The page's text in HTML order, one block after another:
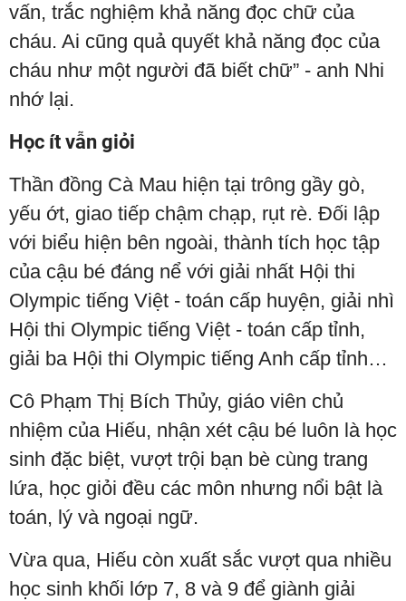
vấn, trắc nghiệm khả năng đọc chữ của
cháu. Ai cũng quả quyết khả năng đọc của
cháu như một người đã biết chữ” - anh Nhi
nhớ lại.
Học ít vẫn giỏi
Thần đồng Cà Mau hiện tại trông gầy gò,
yếu ớt, giao tiếp chậm chạp, rụt rè. Đối lập
với biểu hiện bên ngoài, thành tích học tập
của cậu bé đáng nể với giải nhất Hội thi
Olympic tiếng Việt - toán cấp huyện, giải nhì
Hội thi Olympic tiếng Việt - toán cấp tỉnh,
giải ba Hội thi Olympic tiếng Anh cấp tỉnh…
Cô Phạm Thị Bích Thủy, giáo viên chủ
nhiệm của Hiếu, nhận xét cậu bé luôn là học
sinh đặc biệt, vượt trội bạn bè cùng trang
lứa, học giỏi đều các môn nhưng nổi bật là
toán, lý và ngoại ngữ.
Vừa qua, Hiếu còn xuất sắc vượt qua nhiều
học sinh khối lớp 7, 8 và 9 để giành giải